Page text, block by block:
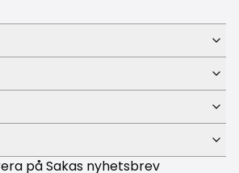
på Sakas nyhetsbrev